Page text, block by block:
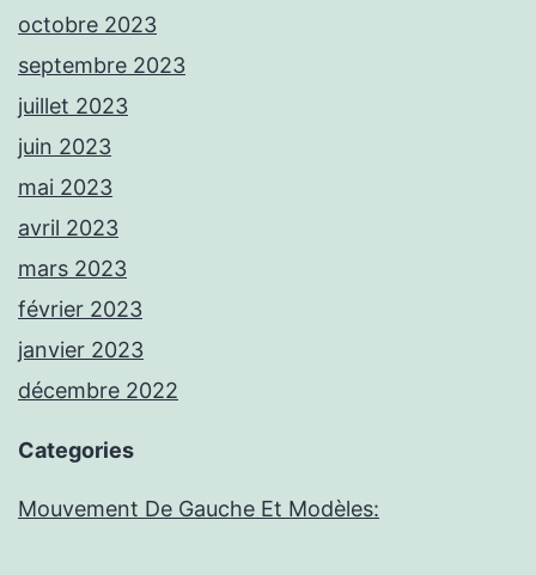
octobre 2023
septembre 2023
juillet 2023
juin 2023
mai 2023
avril 2023
mars 2023
février 2023
janvier 2023
décembre 2022
Categories
Mouvement De Gauche Et Modèles: